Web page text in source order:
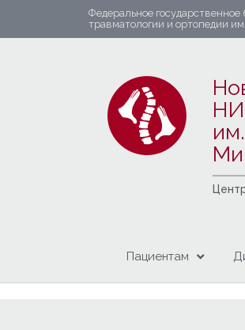
Федеральное
травматологии и ортопедии
Пациентам